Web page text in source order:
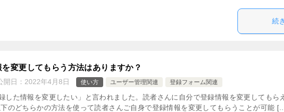
続
変更してもらう方法はありますか？
開日： 2022年4月8日 使い方 ユーザー管理関連 登録フォーム関連
した情報を変更したい」と言われました。読者さんに自分で登録情報を変更してもら
のどちらかの方法を使って読者さんご自身で登録情報を変更してもらうことが可能